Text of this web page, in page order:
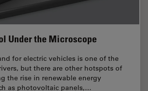
Under the Microscope
for electric vehicles is one of the
but there are other hotspots of
the rise in renewable energy
as photovoltaic panels,…